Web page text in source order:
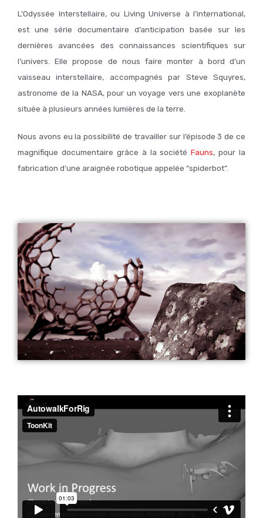
L’Odyssée Interstellaire, ou Living Universe à l’international,
est une série documentaire d’anticipation basée sur les
dernières avancées des connaissances scientifiques sur
l’univers. Elle propose de nous faire monter à bord d’un
vaisseau interstellaire, accompagnés par Steve Squyres,
astronome de la NASA, pour un voyage vers une exoplanète
située à plusieurs années lumières de la terre.
Nous avons eu la possibilité de travailler sur l’épisode 3 de ce
magnifique documentaire grâce à la sociétéFauns, pour la
fabrication d’une araignée robotique appelée “spiderbot”.